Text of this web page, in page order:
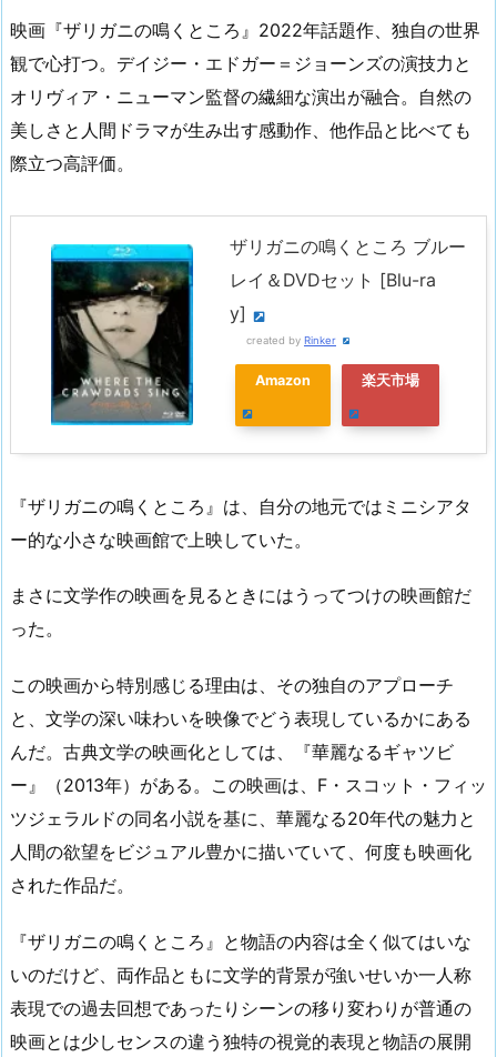
映画『ザリガニの鳴くところ』2022年話題作、独自の世界
観で心打つ。デイジー・エドガー＝ジョーンズの演技力と
オリヴィア・ニューマン監督の繊細な演出が融合。自然の
美しさと人間ドラマが生み出す感動作、他作品と比べても
際立つ高評価。
ザリガニの鳴くところ ブルー
レイ＆DVDセット [Blu-ra
y]
created by Rinker
Amazon 楽天市場
『ザリガニの鳴くところ』は、自分の地元ではミニシアタ
ー的な小さな映画館で上映していた。
まさに文学作の映画を見るときにはうってつけの映画館だ
った。
この映画から特別感じる理由は、その独自のアプローチ
と、文学の深い味わいを映像でどう表現しているかにある
んだ。古典文学の映画化としては、『華麗なるギャツビ
ー』（2013年）がある。この映画は、F・スコット・フィッ
ツジェラルドの同名小説を基に、華麗なる20年代の魅力と
人間の欲望をビジュアル豊かに描いていて、何度も映画化
された作品だ。
『ザリガニの鳴くところ』と物語の内容は全く似てはいな
いのだけど、両作品ともに文学的背景が強いせいか一人称
表現での過去回想であったりシーンの移り変わりが普通の
映画とは少しセンスの違う独特の視覚的表現と物語の展開